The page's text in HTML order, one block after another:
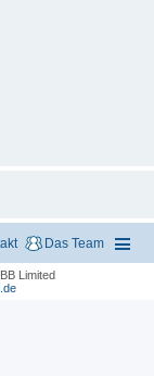
Das Team
Limited